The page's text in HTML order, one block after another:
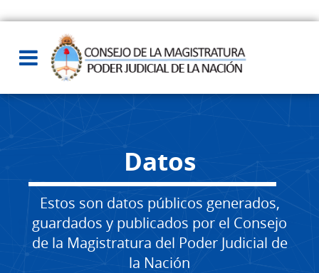
Datos
Estos son datos públicos generados,
guardados y publicados por el Consejo
de la Magistratura del Poder Judicial de
la Nación